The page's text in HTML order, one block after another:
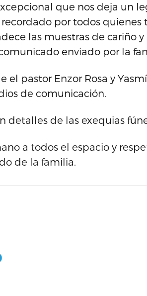
que nos deja un
por todos
las muestras de cariño
enviado por la
pastor Enzor Rosa y
de comunicación.
detalles de las exequias
a todos el espacio y
de la familia.